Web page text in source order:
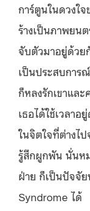
การ์ตูนในดวงใ
ร้างเป็นภาพยน
จับตัวมาอยู่ด้วย
เป็นประสบการ
ก็หลงรักเขาแล
เธอได้ใช้เวลา
ในจิตใจที่ต่างไ
รู้สึกผูกพัน นั่นห
ฝ่าย ก็เป็นปัจจั
Syndrome ได้